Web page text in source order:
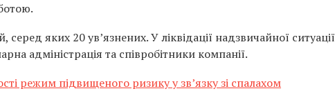
яких 20 ув’язнених. У ліквідації надзвичайної ситуації
адміністрація та співробітники компанії.
режим підвищеного ризику у зв’язку зі спалахом